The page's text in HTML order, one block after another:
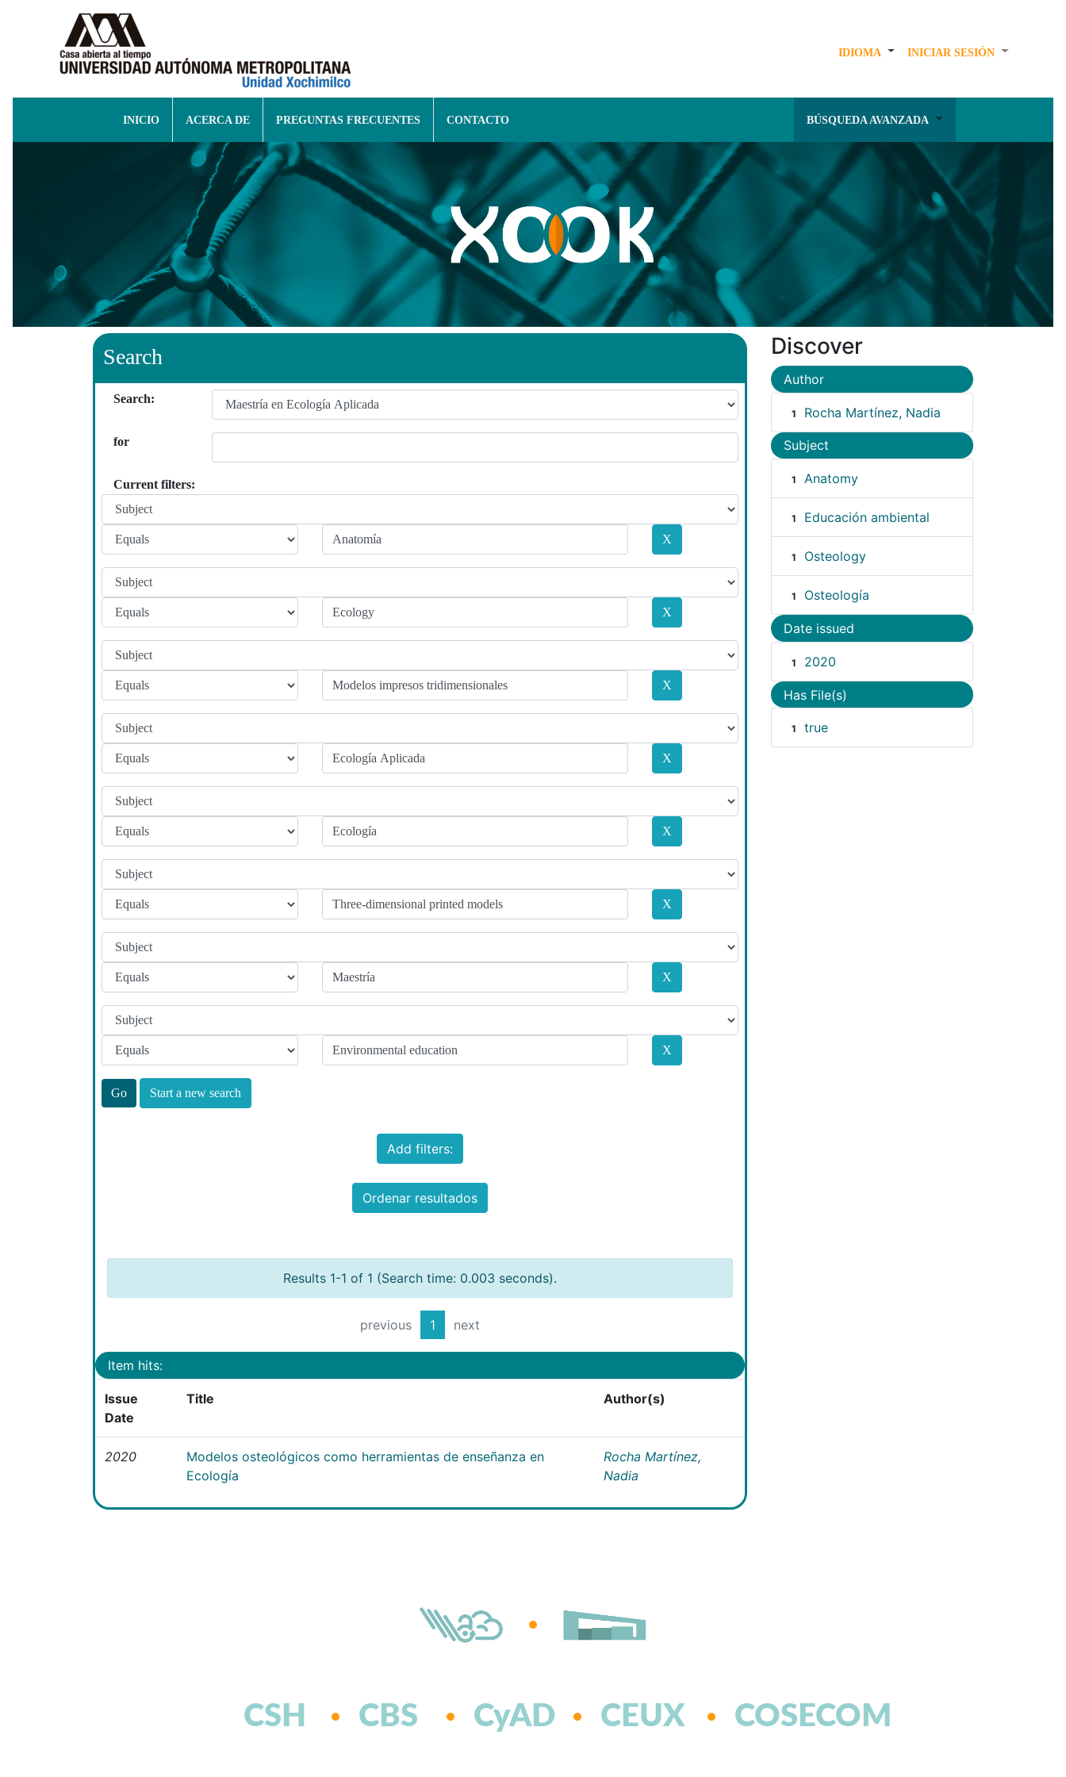
IDIOMA INICIAR SESIÓN
INICIO ACERCA DE PREGUNTAS FRECUENTES CONTACTO BÚSQUEDA AVANZADA
Search
Search:
for
Current filters:
Start a new search
Add filters:
Ordenar resultados
Results 1-1 of 1 (Search time: 0.003 seconds).
previous 1 next
Item hits:
Issue
Date
Title Author(s)
2020
Modelos osteológicos como herramientas de enseñanza en
Ecología
Rocha Martínez,
Nadia
Discover
Author
1 Rocha Martínez, Nadia
Subject
1 Anatomy
1 Educación ambiental
1 Osteology
1 Osteología
Date issued
1 2020
Has File(s)
1 true
CSH CBS CyAD CEUX COSECOM